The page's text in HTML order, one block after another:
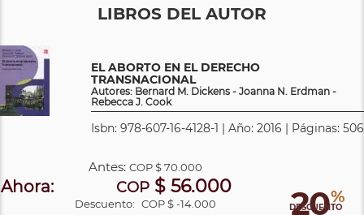
LIBROS DEL AUTOR
EL ABORTO EN EL DERECHO
TRANSNACIONAL
Autores: Bernard M. Dickens - Joanna N. Erdman -
Rebecca J. Cook
Isbn: 978-607-16-4128-1 | Año: 2016 | Páginas: 506
20%
DESCUENTO
Antes:COP$ 70.000
Ahora: COP $ 56.000
Descuento: COP $ -14.000